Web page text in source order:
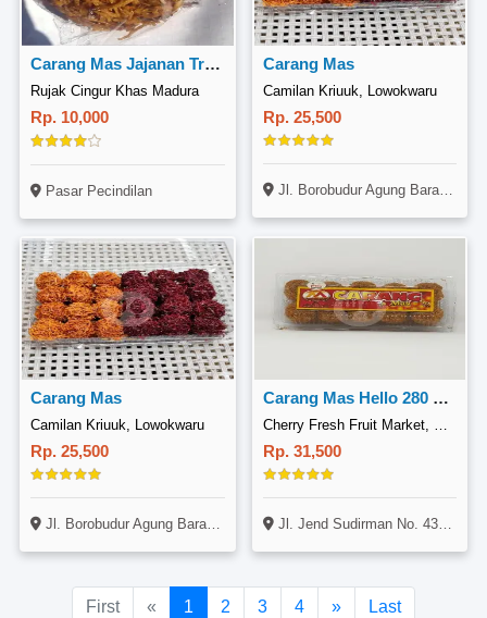
Carang Mas Jajanan Tradisional
Rujak Cingur Khas Madura
Rp. 10,000
Pasar Pecindilan
Carang Mas
Camilan Kriuuk, Lowokwaru
Rp. 25,500
Jl. Borobudur Agung Barat IX ( Komplek Royal Borobudur Residence B-15, Lowokwaru, Malang
Carang Mas
Camilan Kriuuk, Lowokwaru
Rp. 25,500
Jl. Borobudur Agung Barat IX ( Komplek Royal Borobudur Residence B-15, Lowokwaru, Malang
Carang Mas Hello 280 Gram
Cherry Fresh Fruit Market, Purwokerto
Rp. 31,500
Jl. Jend Sudirman No. 437-439, Purwokerto Selatan, Banyumas
First « 1 2 3 4 » Last